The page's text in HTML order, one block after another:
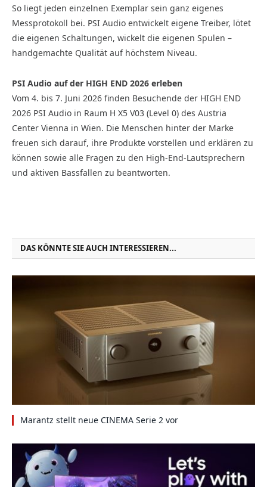
So liegt jeden einzelnen Exemplar sein ganz eigenes
Messprotokoll bei. PSI Audio entwickelt eigene Treiber, lötet
die eigenen Schaltungen, wickelt die eigenen Spulen –
handgemachte Qualität auf höchstem Niveau.
PSI Audio auf der HIGH END 2026 erleben
Vom 4. bis 7. Juni 2026 finden Besuchende der HIGH END
2026 PSI Audio in Raum H X5 V03 (Level 0) des Austria
Center Vienna in Wien. Die Menschen hinter der Marke
freuen sich darauf, ihre Produkte vorstellen und erklären zu
können sowie alle Fragen zu den High-End-Lautsprechern
und aktiven Bassfallen zu beantworten.
DAS KÖNNTE SIE AUCH INTERESSIEREN...
Marantz stellt neue CINEMA Serie 2 vor